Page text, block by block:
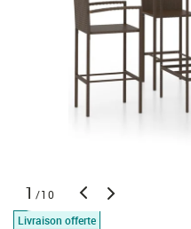
1 /10
Livraison offerte